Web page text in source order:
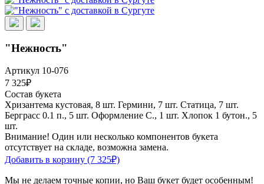
"Нежность"
Артикул 10-076
7 325₽
Состав букета
Хризантема кустовая, 8 шт. Гермини, 7 шт. Статица, 7 шт.
Берграсс 0.1 п., 5 шт. Оформление С., 1 шт. Хлопок 1 бутон., 5
шт.
Внимание! Один или несколько компонентов букета
отсутствует на складе, возможна замена.
Добавить в корзину (7 325₽)
Мы не делаем точные копии, но Ваш букет будет особенным!